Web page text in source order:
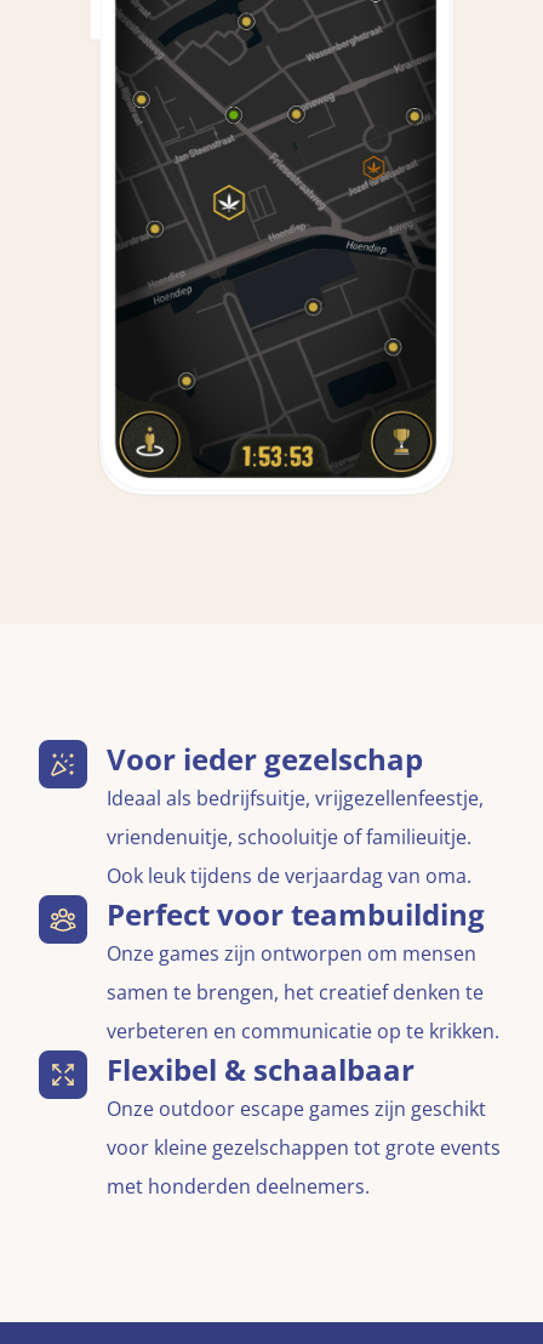
Voor ieder gezelschap
Ideaal als bedrijfsuitje, vrijgezellenfeestje,
vriendenuitje, schooluitje of familieuitje.
Ook leuk tijdens de verjaardag van oma.
Perfect voor teambuilding
Onze games zijn ontworpen om mensen
samen te brengen, het creatief denken te
verbeteren en communicatie op te krikken.
Flexibel & schaalbaar
Onze outdoor escape games zijn geschikt
voor kleine gezelschappen tot grote events
met honderden deelnemers.